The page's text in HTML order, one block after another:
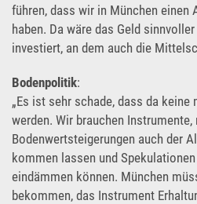
führen, dass wir in München einen
haben. Da wäre das Geld
investiert, an dem auch die
Bodenpolitik:
„Es ist sehr schade, dass da
werden. Wir brauchen
Bodenwertsteigerungen auch der
kommen lassen und
eindämmen können. München
bekommen, das Instrument